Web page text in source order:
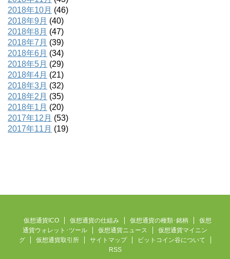
2018年10月 (46)
2018年9月 (40)
2018年8月 (47)
2018年7月 (39)
2018年6月 (34)
2018年5月 (29)
2018年4月 (21)
2018年3月 (32)
2018年2月 (35)
2018年1月 (20)
2017年12月 (53)
2017年11月 (19)
仮想通貨ICO 仮想通貨の仕組み 仮想通貨の種類･銘柄
仮想
通貨ウォレット･ツール
仮想通貨ニュース
仮想通貨マイニン
グ
仮想通貨取引所 サイトマップ
ビットコイン谷について
RSS